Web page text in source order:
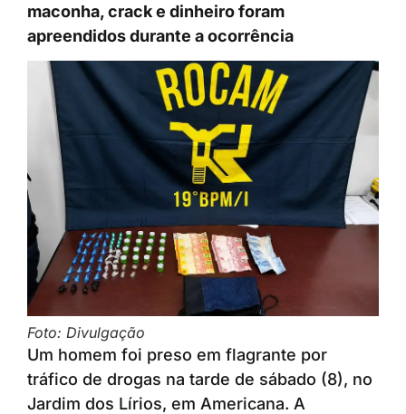
maconha, crack e dinheiro foram
apreendidos durante a ocorrência
Foto: Divulgação
Um homem foi preso em flagrante por
tráfico de drogas na tarde de sábado (8), no
Jardim dos Lírios, em Americana. A